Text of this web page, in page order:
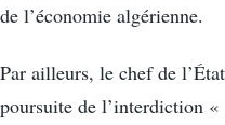
de l’économie algérienne.
Par ailleurs, le chef de
poursuite de l’interdiction